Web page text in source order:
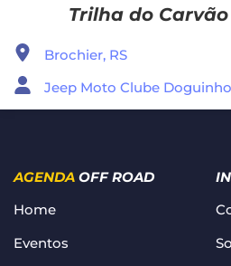
Trilha do Carvão
Brochier, RS
Jeep Moto Clube
AGENDA OFF ROAD
Home
Eventos